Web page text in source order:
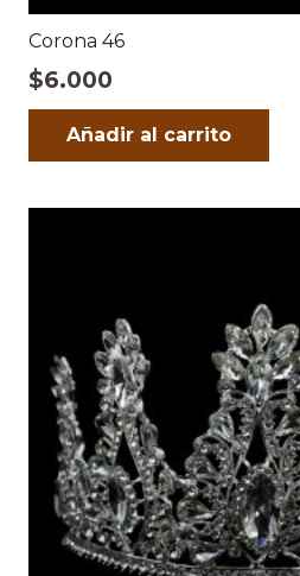
Corona 46
$6.000
Añadir al carrito